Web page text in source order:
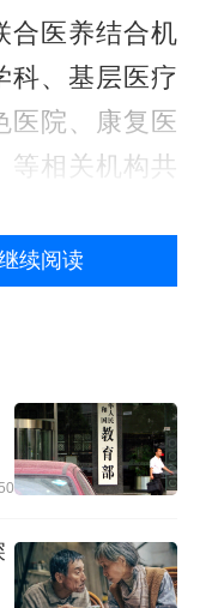
合医养结合机
科、基层医疗
医院、康复医
等相关机构共
，为毕业生
一种职业教育
在通过课程体
、高职、本科
能人才的一
院发布的“关
实施方案的通
续阅读